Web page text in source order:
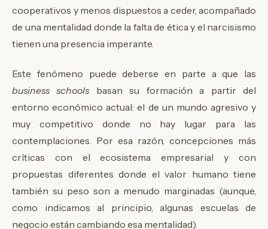
cooperativos y menos dispuestos a ceder, acompañado
de una mentalidad donde la falta de ética y el narcisismo
tienen una presencia imperante.
Este fenómeno puede deberse en parte a que las
business schools basan su formación a partir del
entorno económico actual: el de un mundo agresivo y
muy competitivo donde no hay lugar para las
contemplaciones. Por esa razón, concepciones más
críticas con el ecosistema empresarial y con
propuestas diferentes donde el valor humano tiene
también su peso son a menudo marginadas (aunque,
como indicamos al principio, algunas escuelas de
negocio están cambiando esa mentalidad).